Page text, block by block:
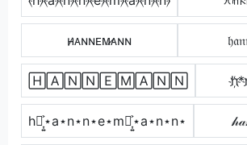
ʜ̷ᴀɴɴᴇᴍ̷ᴀɴɴ
🄷🄰🄽🄽🄴🄼🄰🄽🄽
h⋆͎͍͐⋆a⋆n⋆n⋆e⋆m⋆͎͍͐⋆a⋆n⋆n⋆